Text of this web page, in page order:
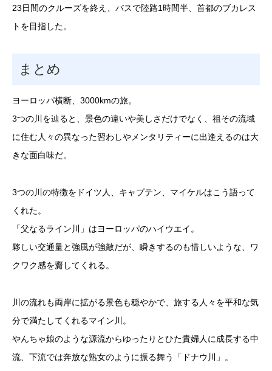
23日間のクルーズを終え、バスで陸路1時間半、首都のブカレス
トを目指した。
まとめ
ヨーロッパ横断、3000kmの旅。
3つの川を辿ると、景色の違いや美しさだけでなく、祖その流域
に住む人々の異なった習わしやメンタリティーに出逢えるのは大
きな面白味だ。
3つの川の特徴をドイツ人、キャプテン、マイケルはこう語って
くれた。
「父なるライン川」はヨーロッパのハイウエイ。
夥しい交通量と強風が強敵だが、瞬きするのも惜しいような、ワ
クワク感を齎してくれる。
川の流れも両岸に拡がる景色も穏やかで、旅する人々を平和な気
分で満たしてくれるマイン川。
やんちゃ娘のような源流からゆったりとひた貴婦人に成長する中
流、下流では奔放な熟女のように振る舞う「ドナウ川」。